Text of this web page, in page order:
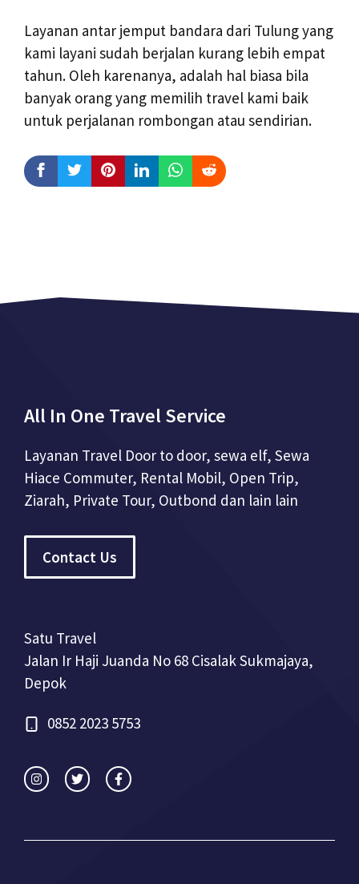
Layanan antar jemput bandara dari Tulung yang
kami layani sudah berjalan kurang lebih empat
tahun. Oleh karenanya, adalah hal biasa bila
banyak orang yang memilih travel kami baik
untuk perjalanan rombongan atau sendirian.
All In One Travel Service
Layanan Travel Door to door, sewa elf, Sewa
Hiace Commuter, Rental Mobil, Open Trip,
Ziarah, Private Tour, Outbond dan lain lain
Contact Us
Satu Travel
Jalan Ir Haji Juanda No 68 Cisalak Sukmajaya,
Depok
0852 2023 5753